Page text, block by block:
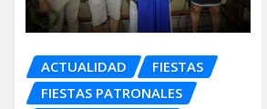
ACTUALIDAD
FIESTAS
FIESTAS PATRONALES